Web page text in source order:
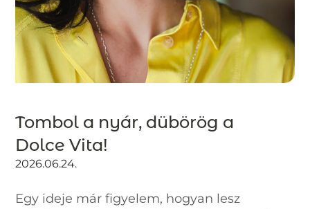
Tombol a nyár, dübörög a
Dolce Vita!
2026.06.24.
Egy ideje már figyelem, hogyan lesz